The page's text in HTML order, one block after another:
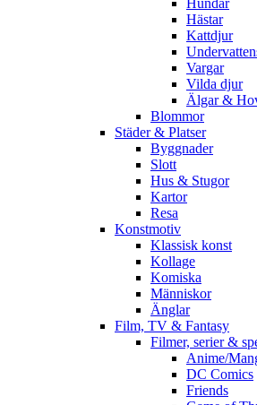
Hundar
Hästar
Kattdjur
Vargar
Vilda djur
Älgar &
Blommor
Städer & Platser
Byggnader
Slott
Hus & Stugor
Kartor
Resa
Konstmotiv
Klassisk konst
Kollage
Komiska
Människor
Änglar
Film, TV & Fantasy
Filmer, serier &
Anime/
DC Comics
Friends